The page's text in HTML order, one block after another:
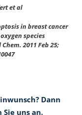
et al
in breast cancer
species
2011 Feb 25;
Dann
uns an.